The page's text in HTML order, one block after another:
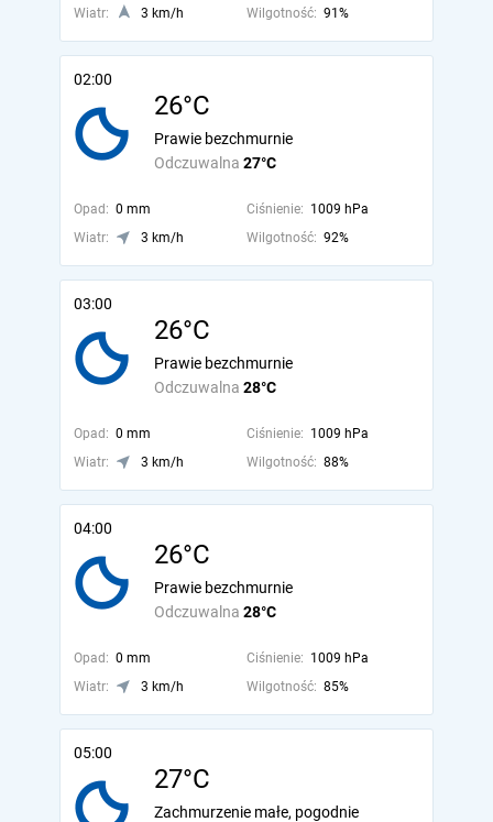
Wiatr:
3 km/h Wilgotność: 91%
02:00
26°C
Odczuwalna 27°C
Prawie bezchmurnie
Opad: 0 mm Ciśnienie: 1009 hPa
Wiatr:
3 km/h Wilgotność: 92%
03:00
26°C
Odczuwalna 28°C
Prawie bezchmurnie
Opad: 0 mm Ciśnienie: 1009 hPa
Wiatr:
3 km/h Wilgotność: 88%
04:00
26°C
Odczuwalna 28°C
Prawie bezchmurnie
Opad: 0 mm Ciśnienie: 1009 hPa
Wiatr:
3 km/h Wilgotność: 85%
05:00
27°C
Zachmurzenie małe, pogodnie